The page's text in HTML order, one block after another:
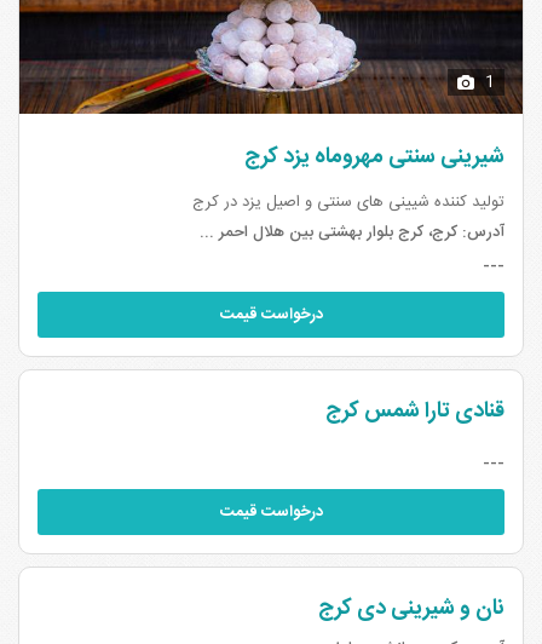
1
شیرینی سنتی مهروماه یزد کرج
تولید کننده شیینی های سنتی و اصیل یزد در کرج
آدرس: کرج، کرج بلوار بهشتی بین هلال احمر ...
---
درخواست قیمت
قنادی تارا شمس کرج
---
درخواست قیمت
نان و شیرینی دی کرج